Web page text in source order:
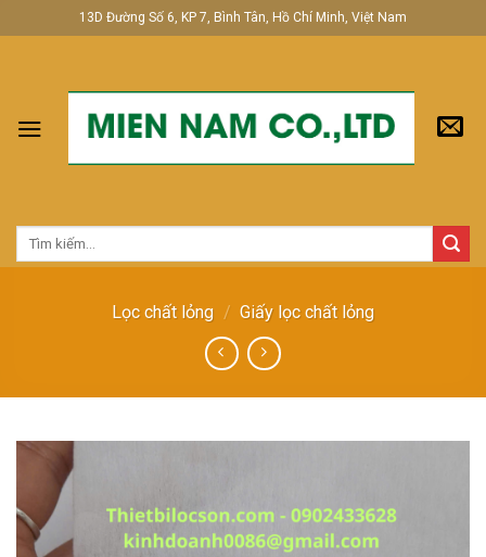
to
13D Đường Số 6, KP 7, Bình Tân, Hồ Chí Minh, Việt Nam
Tìm
Lọc chất lỏng / Giấy lọc chất lỏng